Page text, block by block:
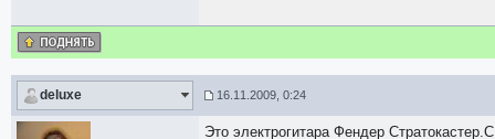
deluxe 16.11.2009, 0:24
Это электрогитара Фендер